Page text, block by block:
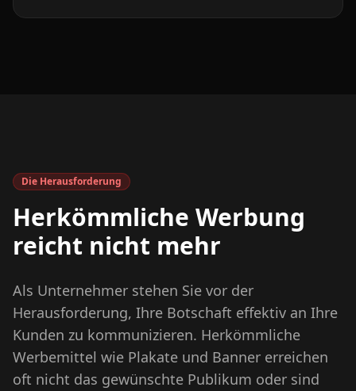
Die Herausforderung
Herkömmliche Werbung
reicht nicht mehr
Als Unternehmer stehen Sie vor der
Herausforderung, Ihre Botschaft effektiv an Ihre
Kunden zu kommunizieren. Herkömmliche
Werbemittel wie Plakate und Banner erreichen
oft nicht das gewünschte Publikum oder sind